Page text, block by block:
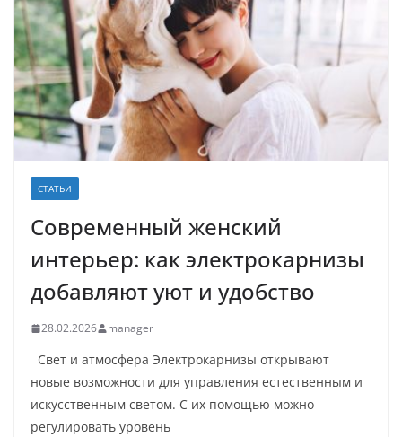
СТАТЬИ
Современный женский
интерьер: как электрокарнизы
добавляют уют и удобство
28.02.2026 manager
Свет и атмосфера Электрокарнизы открывают
новые возможности для управления естественным и
искусственным светом. С их помощью можно
регулировать уровень